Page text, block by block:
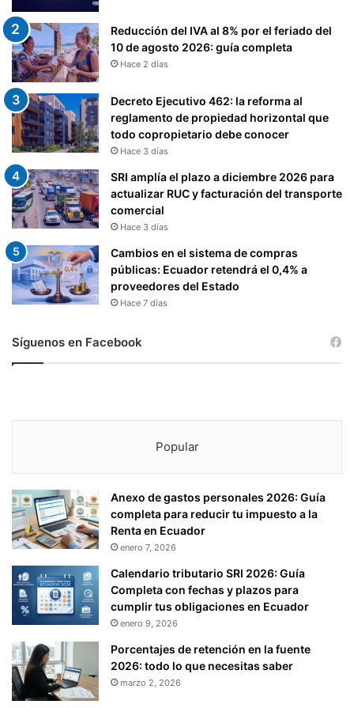
Reducción del IVA al 8% por el feriado del
10 de agosto 2026: guía completa
Hace 2 días
Decreto Ejecutivo 462: la reforma al
reglamento de propiedad horizontal que
todo copropietario debe conocer
Hace 3 días
SRI amplía el plazo a diciembre 2026 para
actualizar RUC y facturación del transporte
comercial
Hace 3 días
Cambios en el sistema de compras
públicas: Ecuador retendrá el 0,4% a
proveedores del Estado
Hace 7 días
Síguenos en Facebook
Popular
Anexo de gastos personales 2026: Guía
completa para reducir tu impuesto a la
Renta en Ecuador
enero 7, 2026
Calendario tributario SRI 2026: Guía
Completa con fechas y plazos para
cumplir tus obligaciones en Ecuador
enero 9, 2026
Porcentajes de retención en la fuente
2026: todo lo que necesitas saber
marzo 2, 2026